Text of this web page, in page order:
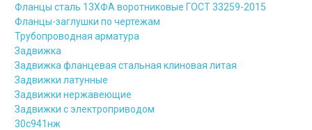
Фланцы сталь 13ХФА воротниковые ГОСТ 33259-2015
Фланцы-заглушки по чертежам
Трубопроводная арматура
Задвижка
Задвижка фланцевая стальная клиновая литая
Задвижки латунные
Задвижки нержавеющие
Задвижки с электроприводом
30с941нж